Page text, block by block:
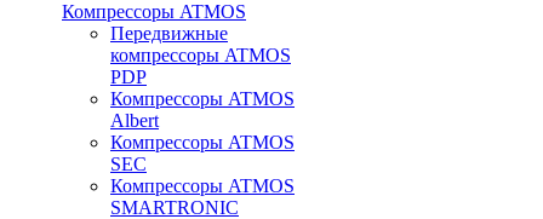
Компрессоры ATMOS
Передвижные
компрессоры ATMOS
PDP
Компрессоры ATMOS
Albert
Компрессоры ATMOS
SEC
Компрессоры ATMOS
SMARTRONIC